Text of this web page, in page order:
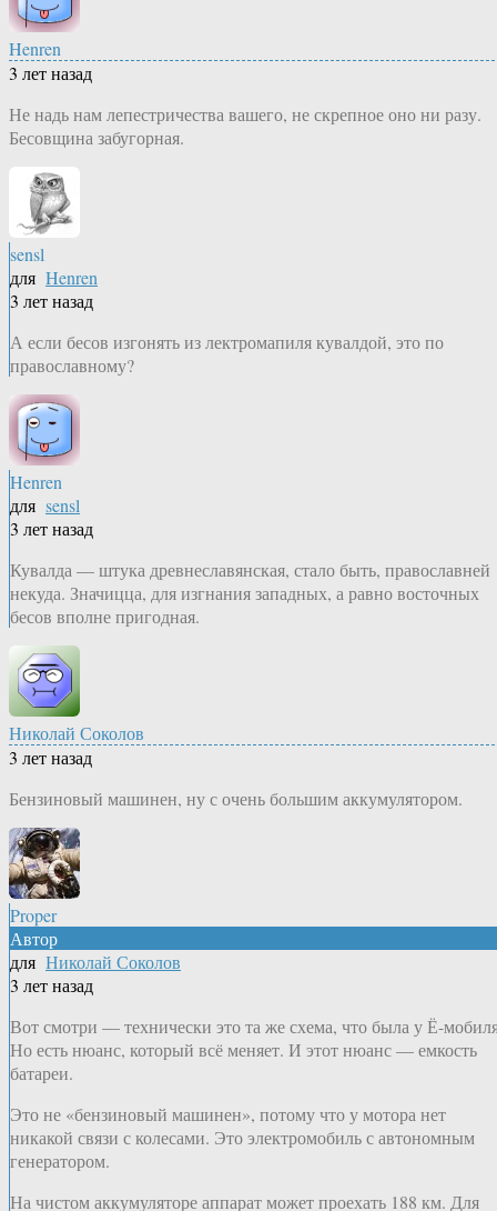
Henren
3 лет назад
Не надь нам лепестричества вашего, не скрепное оно ни разу.
Бесовщина забугорная.
sensl
для Henren
3 лет назад
А если бесов изгонять из лектромапиля кувалдой, это по
православному?
Henren
для sensl
3 лет назад
Кувалда — штука древнеславянская, стало быть, православней
некуда. Значицца, для изгнания западных, а равно восточных
бесов вполне пригодная.
Николай Соколов
3 лет назад
Бензиновый машинен, ну с очень большим аккумулятором.
Proper
Автор
для Николай Соколов
3 лет назад
Вот смотри — технически это та же схема, что была у Ё-
Но есть нюанс, который всё меняет. И этот нюанс — емкость
батареи.
Это не «бензиновый машинен», потому что у мотора нет
никакой связи с колесами. Это электромобиль с автономным
генератором.
На чистом аккумуляторе аппарат может проехать 188 км. Для